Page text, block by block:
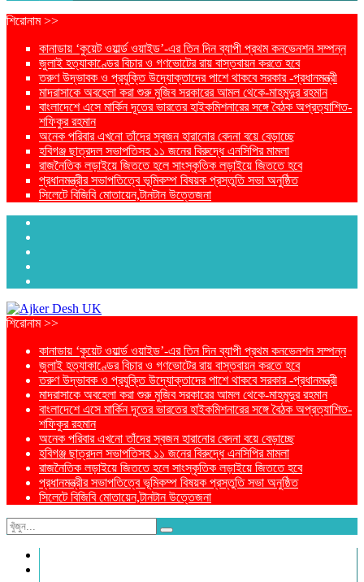
শিরোনাম >>
কানাডায় ‘কুয়েট ওয়ার্ল্ড ওয়াইড’-এর তিন দিন ব্যাপী প্রথম কনভেনশন সম্পন্ন
জুলাই হত্যাকাণ্ডের বিচার ও গণভোটের রায় বাস্তবায়ন করতে হবে
তরুণ উদ্ভাবক ও প্রযুক্তি উদ্যোক্তাদের পাশে থাকবে সরকার -প্রধানমন্ত্রী
মাদরাসাকে অবহেলা করা শুরু মুজিব সরকারের আমল থেকে-মাহমুদুর রহমান
বাংলাদেশে এসে মার্কিন দূতের ভারতের হাইকমিশনারের সঙ্গে বৈঠক অপ্রত্যাশিত-
শফিকুর রহমান
অনেক পরিবার এখনো তাঁদের স্বজন হারানোর বেদনা বয়ে বেড়াচ্ছে
হবিগঞ্জ ছাত্রদল সভাপতিসহ ১১ জনের বিরুদ্ধে এনসিপির মামলা
রাজনৈতিক লড়াইয়ে জিততে হলে সাংস্কৃতিক লড়াইয়ে জিততে হবে
প্রধানমন্ত্রীর সভাপতিত্বে ভূমিকম্প বিষয়ক প্রস্তুতি সভা অনুষ্ঠিত
সিলেটে বিজিবি মোতায়েন,টানটান উত্তেজনা
শিরোনাম >>
কানাডায় ‘কুয়েট ওয়ার্ল্ড ওয়াইড’-এর তিন দিন ব্যাপী প্রথম কনভেনশন সম্পন্ন
জুলাই হত্যাকাণ্ডের বিচার ও গণভোটের রায় বাস্তবায়ন করতে হবে
তরুণ উদ্ভাবক ও প্রযুক্তি উদ্যোক্তাদের পাশে থাকবে সরকার -প্রধানমন্ত্রী
মাদরাসাকে অবহেলা করা শুরু মুজিব সরকারের আমল থেকে-মাহমুদুর রহমান
বাংলাদেশে এসে মার্কিন দূতের ভারতের হাইকমিশনারের সঙ্গে বৈঠক অপ্রত্যাশিত-
শফিকুর রহমান
অনেক পরিবার এখনো তাঁদের স্বজন হারানোর বেদনা বয়ে বেড়াচ্ছে
হবিগঞ্জ ছাত্রদল সভাপতিসহ ১১ জনের বিরুদ্ধে এনসিপির মামলা
রাজনৈতিক লড়াইয়ে জিততে হলে সাংস্কৃতিক লড়াইয়ে জিততে হবে
প্রধানমন্ত্রীর সভাপতিত্বে ভূমিকম্প বিষয়ক প্রস্তুতি সভা অনুষ্ঠিত
সিলেটে বিজিবি মোতায়েন,টানটান উত্তেজনা